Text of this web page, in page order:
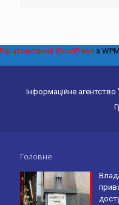
Інформаційне
Головне
Багатомовний WordPress з